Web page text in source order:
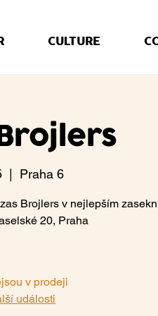
CULTURE
Praha 6
Brojlers v nejlepším
20, Praha
v prodeji
události